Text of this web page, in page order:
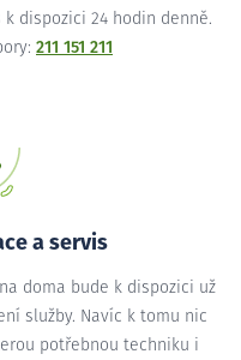
dispozici 24 hodin denně.
211 151 211
a servis
doma bude k dispozici už
služby. Navíc k tomu nic
potřebnou techniku i